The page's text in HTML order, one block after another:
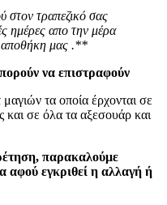
τραπεζικό σας
ημέρες απο την μέρα
αποθήκη μας .**
να επιστραφούν
τα οποία έρχονται σε
και σε όλα τα αξεσουάρ και
παρακαλούμε
εγκριθεί η αλλαγή ή